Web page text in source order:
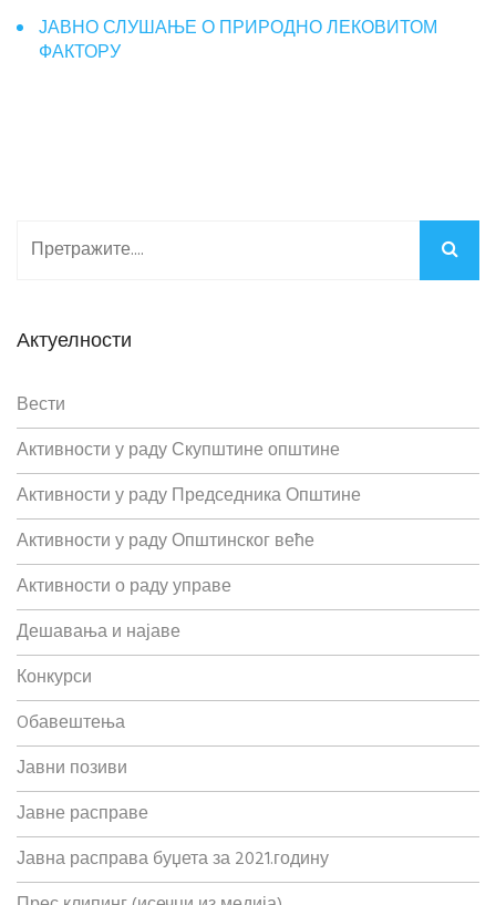
ЈАВНО СЛУШАЊЕ О ПРИРОДНО ЛЕКОВИТОМ
ФАКТОРУ
Актуелности
Вести
Активности у раду Скупштине општине
Активности у раду Председника Општине
Активности у раду Општинског веће
Активности о раду управе
Дешавања и најаве
Конкурси
Oбавештења
Јавни позиви
Јавне расправе
Јавна расправа буџета за 2021.годину